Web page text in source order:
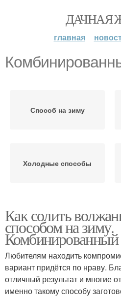
ДАЧНАЯ
главная
Способ на зиму
Холодные способы
Способ без варки
Холодный способ
Как солить
способом на зиму.
Комбинированный
Любителям находить
вариант придётся по нраву.
отличный результат и многие
именно такому способу